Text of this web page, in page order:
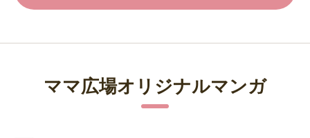
ママ広場オリジナルマンガ